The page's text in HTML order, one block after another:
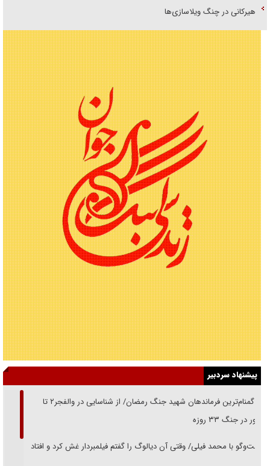
هیرکانی در چنگ ویلاسازی‌ها
پیشنهاد سردبیر
از گمنام‌ترین فرماندهان شهید جنگ رمضان/ از شناسایی در والفجر۲ تا
حضور در جنگ ۳۳ روزه
گفت‌وگو با محمد فیلی/ وقتی آن دیالوگ را گفتم فیلمبردار غش کرد و افتاد